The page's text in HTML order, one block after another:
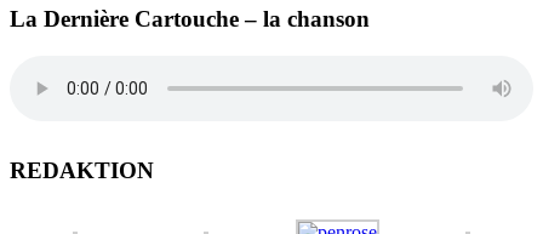
La Dernière Cartouche – la chanson
REDAKTION